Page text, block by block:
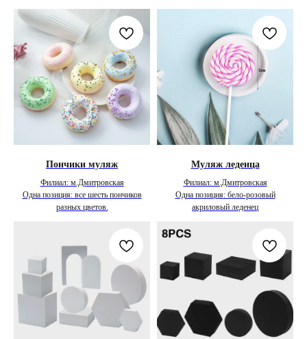
Пончики муляж
Филиал: м.Дмитровская
Одна позиция: все шесть пончиков
разных цветов.
Муляж леденца
Филиал: м.Дмитровская
Одна позиция: бело-розовый
акриловый леденец